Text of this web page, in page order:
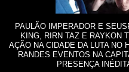
PAULÃO IMPERADOR E
KING, RIRN TAZ E RAYKON
AÇÃO NA CIDADE DA LUTA NO
RANDES EVENTOS NA
PRESENÇA